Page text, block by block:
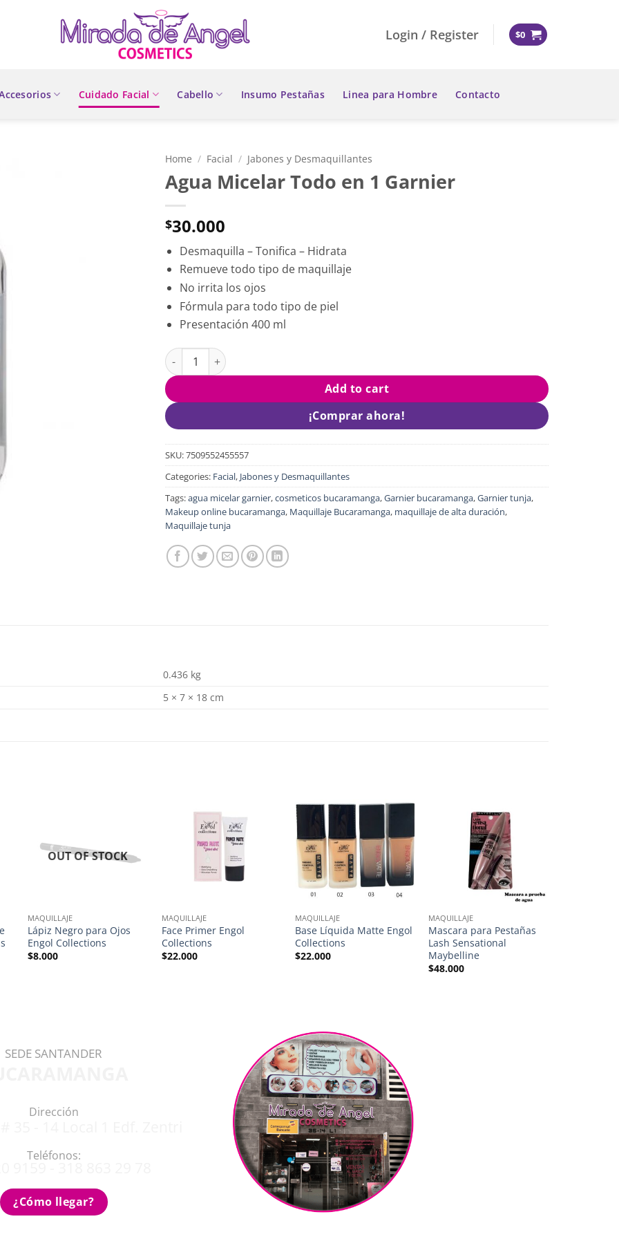
Login / Register $0
Cuidado Facial Cabello Insumo Pestañas Linea para Hombre Contacto
Home / Facial / Jabones y Desmaquillantes
Agua Micelar Todo en 1 Garnier
$30.000
Desmaquilla – Tonifica – Hidrata
Remueve todo tipo de maquillaje
No irrita los ojos
Fórmula para todo tipo de piel
Presentación 400 ml
Agua Micelar Todo en 1 Garnier quantity
Add to cart
¡Comprar ahora!
SKU:7509552455557
Categories: Facial, Jabones y Desmaquillantes
Tags:agua micelar garnier,cosmeticos bucaramanga,Garnier bucaramanga,Garnier tunja,
Makeup online bucaramanga, Maquillaje Bucaramanga, maquillaje de alta duración,
Maquillaje tunja
0.436 kg
5 × 7 × 18 cm
OUT OF STOCK
MAQUILLAJE
Lápiz Negro para Ojos
Engol Collections
$8.000
MAQUILLAJE
Face Primer Engol
Collections
$22.000
MAQUILLAJE
Base Líquida Matte Engol
Collections
$22.000
MAQUILLAJE
Mascara para Pestañas
Lash Sensational
Maybelline
$48.000
SEDE SANTANDER
Dirección
Teléfonos:
¿Cómo llegar?